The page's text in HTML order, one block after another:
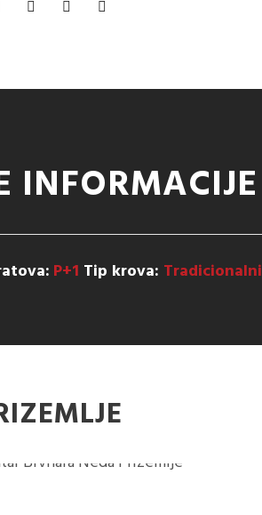
INFORMACIJE
P+1 Tip krova: Tradicionalni